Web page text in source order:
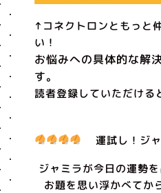
↑コネクトロンともっと
い！
お悩みへの具体的な解
す。
読者登録していただける
運試し！ジ
ジャミラが今日の運勢
お題を思い浮かべてか